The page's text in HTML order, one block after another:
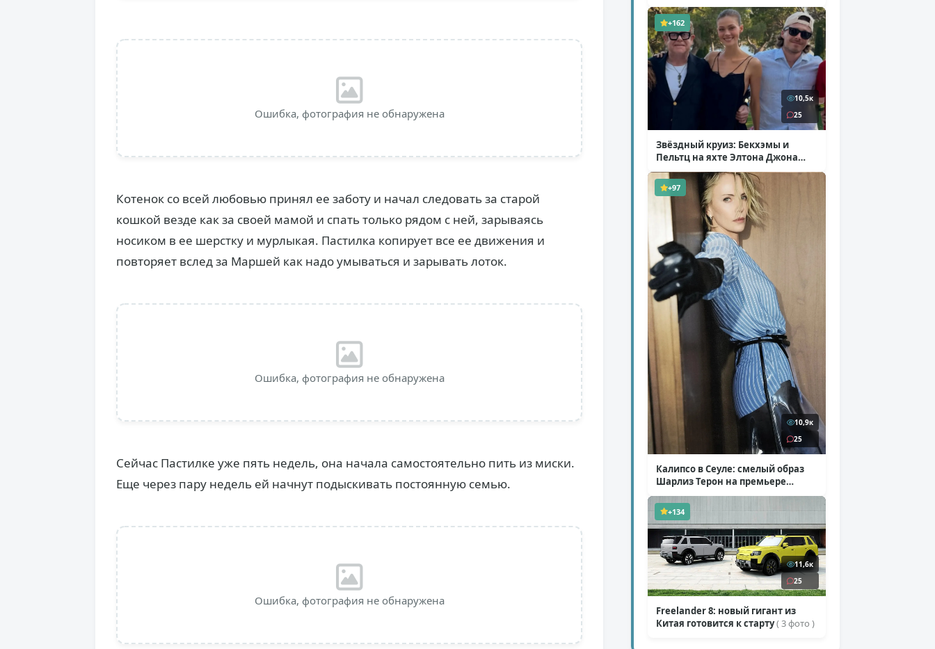
Ошибка, фотография не обнаружена
Котенок со всей любовью принял ее заботу и начал следовать за старой
кошкой везде как за своей мамой и спать только рядом с ней, зарываясь
носиком в ее шерстку и мурлыкая. Пастилка копирует все ее движения и
повторяет вслед за Маршей как надо умываться и зарывать лоток.
Ошибка, фотография не обнаружена
Сейчас Пастилке уже пять недель, она начала самостоятельно пить из миски.
Еще через пару недель ей начнут подыскивать постоянную семью.
Ошибка, фотография не обнаружена
+162
10,5к
25
Звёздный круиз: Бекхэмы и
Пельтц на яхте Элтона Джона
( 12 фото )
+97
10,9к
25
Калипсо в Сеуле: смелый образ
Шарлиз Терон на премьере
«Одиссеи»( 6 фото )
+134
11,6к
25
Freelander 8: новый гигант из
Китая готовится к старту( 3 фото )